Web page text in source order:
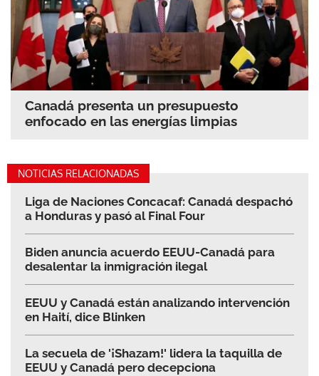
Canadá presenta un presupuesto
enfocado en las energías limpias
NOTICIAS RELACIONADAS
Liga de Naciones Concacaf: Canadá despachó
a Honduras y pasó al Final Four
Biden anuncia acuerdo EEUU-Canadá para
desalentar la inmigración ilegal
EEUU y Canadá están analizando intervención
en Haití, dice Blinken
La secuela de '¡Shazam!' lidera la taquilla de
EEUU y Canadá pero decepciona